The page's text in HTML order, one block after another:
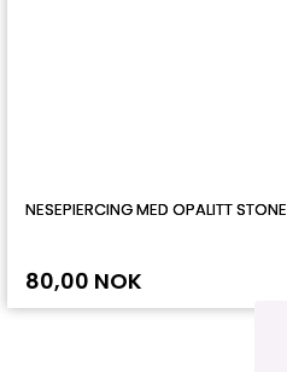
NESEPIERCING MED OPALITT STONE
80,00 NOK